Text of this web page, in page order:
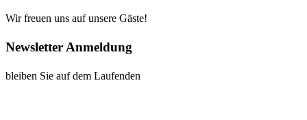
Wir freuen uns auf unsere Gäste!
Newsletter Anmeldung
bleiben Sie auf dem Laufenden